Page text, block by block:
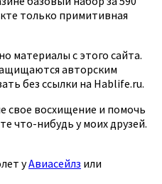
только примитивная
материалы с этого сайта.
авторским
без ссылки на Hablife.ru.
свое восхищение и помочь
что-нибудь у моих друзей.
уАвиасейлз или